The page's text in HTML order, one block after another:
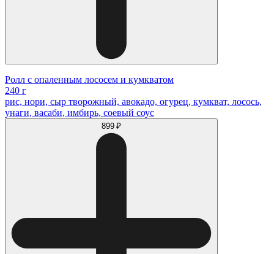
Ролл с опаленным лососем и кумкватом
240 г
рис, нори, сыр творожный, авокадо, огурец, кумкват, лосось,
унаги, васаби, имбирь, соевый соус
899 ₽